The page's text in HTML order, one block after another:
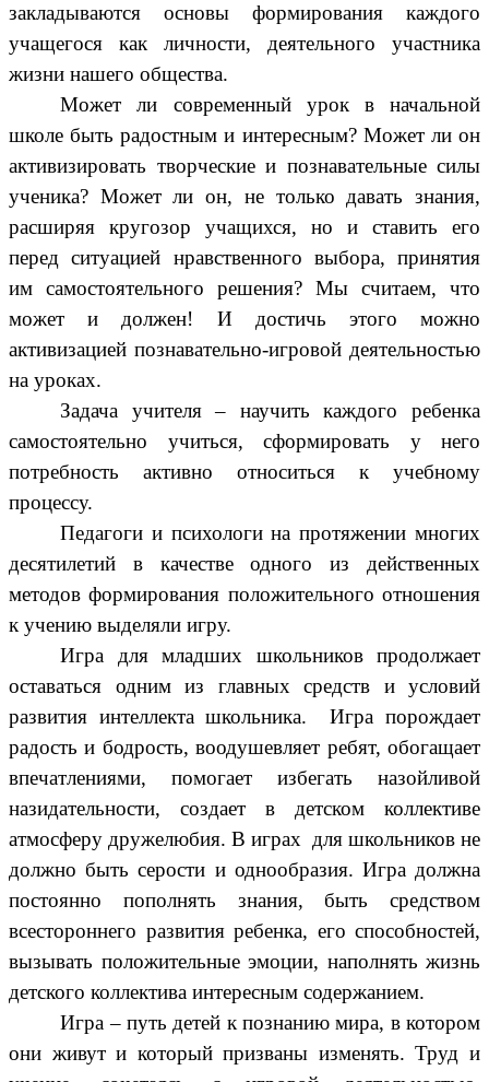
закладываются основы формирования каждого
учащегося как личности, деятельного участника
жизни нашего общества.
Может ли современный урок в начальной
школе быть радостным и интересным? Может ли он
активизировать творческие и познавательные силы
ученика? Может ли он, не только давать знания,
расширяя кругозор учащихся, но и ставить его
перед ситуацией нравственного выбора, принятия
им самостоятельного решения? Мы считаем, что
может и должен! И достичь этого можно
активизацией познавательно-игровой деятельностью
на уроках.
Задача учителя – научить каждого ребенка
самостоятельно учиться, сформировать у него
потребность активно относиться к учебному
процессу.
Педагоги и психологи на протяжении многих
десятилетий в качестве одного из действенных
методов формирования положительного отношения
к учению выделяли игру.
Игра для младших школьников продолжает
оставаться одним из главных средств и условий
развития интеллекта школьника. Игра порождает
радость и бодрость, воодушевляет ребят, обогащает
впечатлениями, помогает избегать назойливой
назидательности, создает в детском коллективе
атмосферу дружелюбия. В играх для школьников не
должно быть серости и однообразия. Игра должна
постоянно пополнять знания, быть средством
всестороннего развития ребенка, его способностей,
вызывать положительные эмоции, наполнять жизнь
детского коллектива интересным содержанием.
Игра – путь детей к познанию мира, в котором
они живут и который призваны изменять. Труд и